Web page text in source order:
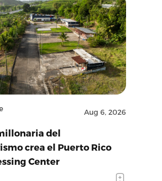
Aug 6, 2026
del
crea el Puerto Rico
Center